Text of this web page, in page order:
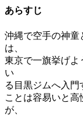
あらすじ
沖縄で空手の神童
は、
東京で一旗挙げよ
い
る目黒ジムへ入
ことは容易いと
が、